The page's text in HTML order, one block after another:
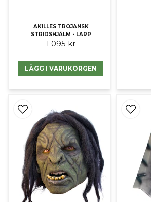
AKILLES TROJANSK
STRIDSHJÄLM - LARP
1 095 kr
LÄGG I VARUKORGEN